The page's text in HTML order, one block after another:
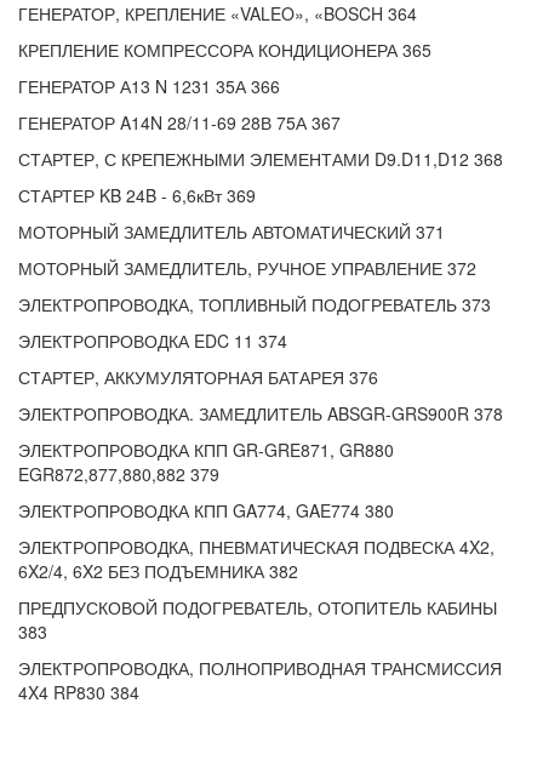
ГЕНЕРАТОР, КРЕПЛЕНИЕ «VALEO», «BOSCH 364
КРЕПЛЕНИЕ КОМПРЕССОРА КОНДИЦИОНЕРА 365
ГЕНЕРАТОР А13 N 1231 35А 366
ГЕНЕРАТОР A14N 28/11-69 28В 75А 367
СТАРТЕР, С КРЕПЕЖНЫМИ ЭЛЕМЕНТАМИ D9.D11,D12 368
СТАРТЕР KB 24B - 6,6кВт 369
МОТОРНЫЙ ЗАМЕДЛИТЕЛЬ АВТОМАТИЧЕСКИЙ 371
МОТОРНЫЙ ЗАМЕДЛИТЕЛЬ, РУЧНОЕ УПРАВЛЕНИЕ 372
ЭЛЕКТРОПРОВОДКА, ТОПЛИВНЫЙ ПОДОГРЕВАТЕЛЬ 373
ЭЛЕКТРОПРОВОДКА EDC 11 374
СТАРТЕР, АККУМУЛЯТОРНАЯ БАТАРЕЯ 376
ЭЛЕКТРОПРОВОДКА. ЗАМЕДЛИТЕЛЬ ABSGR-GRS900R 378
ЭЛЕКТРОПРОВОДКА КПП GR-GRE871, GR880
EGR872,877,880,882 379
ЭЛЕКТРОПРОВОДКА КПП GA774, GAE774 380
ЭЛЕКТРОПРОВОДКА, ПНЕВМАТИЧЕСКАЯ ПОДВЕСКА 4X2,
6X2/4, 6X2 БЕЗ ПОДЪЕМНИКА 382
ПРЕДПУСКОВОЙ ПОДОГРЕВАТЕЛЬ, ОТОПИТЕЛЬ КАБИНЫ
383
ЭЛЕКТРОПРОВОДКА, ПОЛНОПРИВОДНАЯ ТРАНСМИССИЯ
4X4 RP830 384